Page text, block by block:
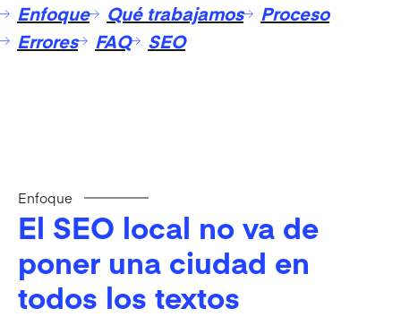
Enfoque Qué trabajamos
Proceso
Errores
FAQ SEO
Enfoque
El SEO local no va de
poner una ciudad en
todos los textos